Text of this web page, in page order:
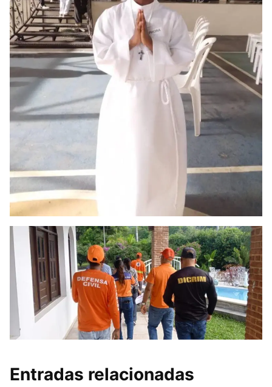
Entradas relacionadas